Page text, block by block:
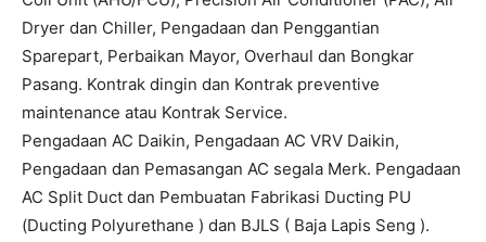
Dryer dan Chiller, Pengadaan dan Penggantian
Sparepart, Perbaikan Mayor, Overhaul dan Bongkar
Pasang. Kontrak dingin dan Kontrak preventive
maintenance atau Kontrak Service.
Pengadaan AC Daikin, Pengadaan AC VRV Daikin,
Pengadaan dan Pemasangan AC segala Merk. Pengadaan
AC Split Duct dan Pembuatan Fabrikasi Ducting PU
(Ducting Polyurethane ) dan BJLS ( Baja Lapis Seng ).